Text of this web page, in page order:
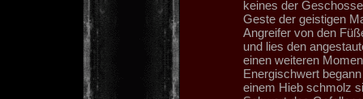
keines der
Geste der geistigen
Angreifer von den
und lies den
einen weiteren
Energischwert
einem Hieb schmolz